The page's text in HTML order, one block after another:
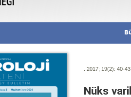
. 2017; 19(2): 40-
Nüks